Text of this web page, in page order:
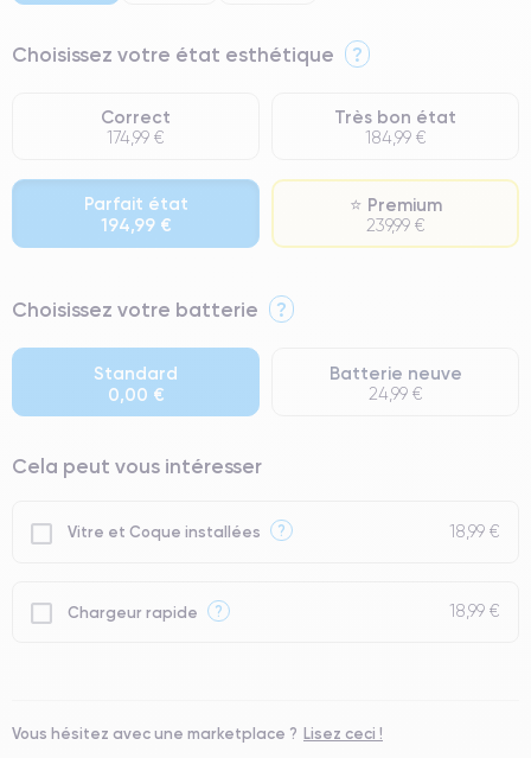
Choisissez votre état esthétique ?
Correct
174,99 €
Très bon état
184,99 €
Parfait état
194,99 €
⭐ Premium
239,99 €
⭐ Premium
● Batterie : usage intensif.
● Seuls 5% de nos téléphones ont un grade Premium.
Choisissez votre batterie ?
Standard
0,00 €
Batterie neuve
24,99 €
Cela peut vous intéresser
Vitre et Coque installées ? 18,99 €
Chargeur rapide ? 18,99 €
Vous hésitez avec une marketplace ? Lisez ceci !